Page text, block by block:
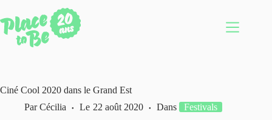
au
contenu
Ciné Cool 2020 dans le Grand Est
Par Cécilia Le 22 août 2020 Dans Festivals